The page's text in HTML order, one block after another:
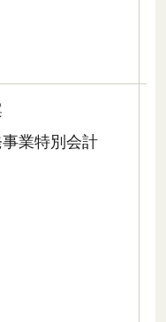
業特別会計